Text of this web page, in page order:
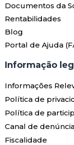
Documentos da
Rentabilidades
Blog
Portal de Ajuda
Informação
Informações
Política de
Política de
Canal de
Fiscalidade